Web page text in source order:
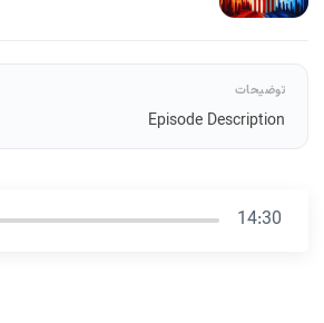
توضیحات
Episode Description
14:30